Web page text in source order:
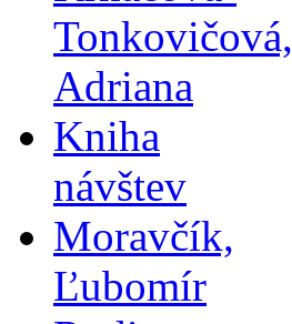
Tonkovičová,
Adriana
Kniha
návštev
Moravčík,
Ľubomír